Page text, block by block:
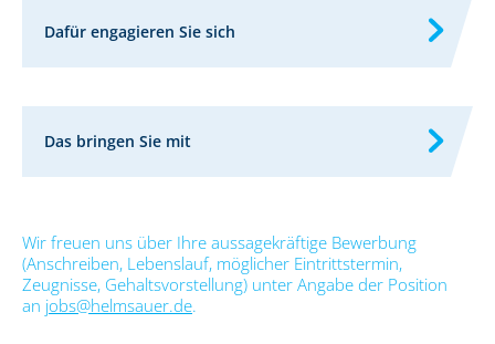
Dafür engagieren Sie sich
Das bringen Sie mit
Wir freuen uns über Ihre aussagekräftige Bewerbung
(Anschreiben, Lebenslauf, möglicher Eintrittstermin,
Zeugnisse, Gehaltsvorstellung) unter Angabe der Position
an jobs@helmsauer.de.